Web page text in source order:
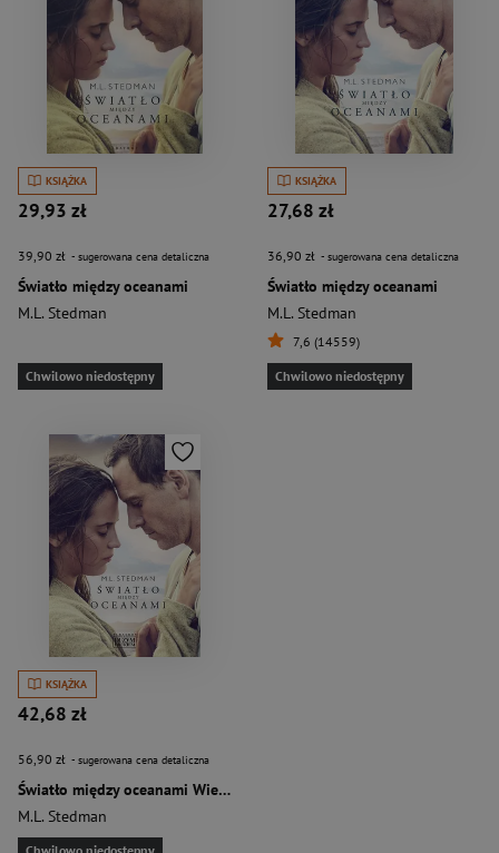
KSIĄŻKA
29,93 zł
39,90 zł - sugerowana cena detaliczna
Światło między oceanami
M.L. Stedman
Chwilowo niedostępny
KSIĄŻKA
27,68 zł
36,90 zł - sugerowana cena detaliczna
Światło między oceanami
M.L. Stedman
7,6 (14559)
Chwilowo niedostępny
KSIĄŻKA
42,68 zł
56,90 zł - sugerowana cena detaliczna
Światło między oceanami Wielkie Litery
M.L. Stedman